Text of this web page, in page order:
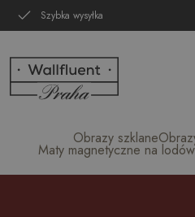
Szybka wysyłka
Obrazy szklane
Maty magnetyczne na